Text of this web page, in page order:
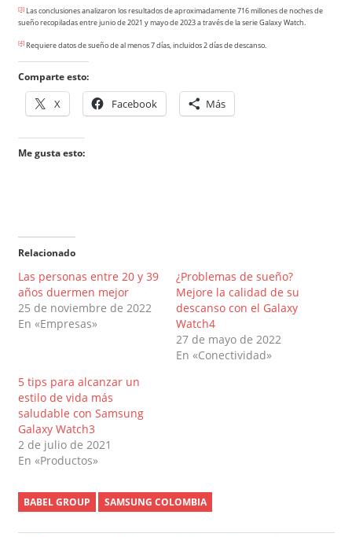
[3]Las conclusiones analizaron los resultados de aproximadamente 716 millones de noches de
sueño recopiladas entre junio de 2021 y mayo de 2023 a través de la serie Galaxy Watch.
[4]Requiere datos de sueño de al menos 7 días, incluidos 2 días de descanso.
Comparte esto:
X Facebook Más
Me gusta esto:
Relacionado
Las personas entre 20 y 39
años duermen mejor
25 de noviembre de 2022
En «Empresas»
¿Problemas de sueño?
Mejore la calidad de su
descanso con el Galaxy
Watch4
27 de mayo de 2022
En «Conectividad»
5 tips para alcanzar un
estilo de vida más
saludable con Samsung
Galaxy Watch3
2 de julio de 2021
En «Productos»
BABEL GROUP SAMSUNG COLOMBIA